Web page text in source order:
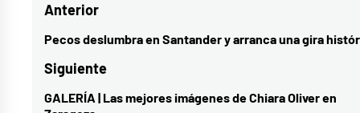
Navegación
de
entradas
Anterior
Entrada
anterior:
Pecos deslumbra en Santander y arranca una gira
Siguiente
Entrada
GALERÍA | Las mejores imágenes de Chiara Oliver en